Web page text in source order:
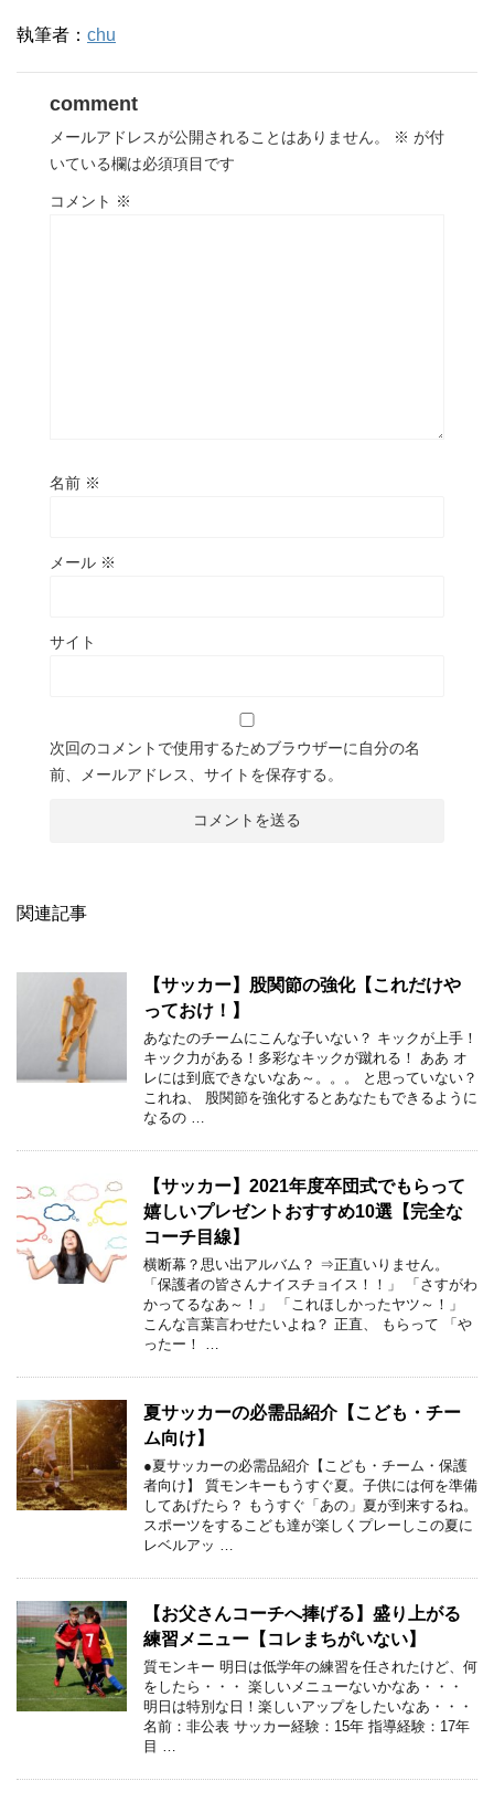
執筆者： chu
comment
メールアドレスが公開されることはありません。 ※ が付
いている欄は必須項目です
コメント ※
名前 ※
メール ※
サイト
次回のコメントで使用するためブラウザーに自分の名
前、メールアドレス、サイトを保存する。
関連記事
【サッカー】股関節の強化【これだけや
っておけ！】
あなたのチームにこんな子いない？ キックが上手！
キック力がある！多彩なキックが蹴れる！ ああ オ
レには到底できないなあ～。。。 と思っていない？
これね、 股関節を強化するとあなたもできるように
なるの …
【サッカー】2021年度卒団式でもらって
嬉しいプレゼントおすすめ10選【完全な
コーチ目線】
横断幕？思い出アルバム？ ⇒正直いりません。
「保護者の皆さんナイスチョイス！！」 「さすがわ
かってるなあ～！」 「これほしかったヤツ～！」
こんな言葉言わせたいよね？ 正直、 もらって 「や
ったー！ …
夏サッカーの必需品紹介【こども・チー
ム向け】
●夏サッカーの必需品紹介【こども・チーム・保護
者向け】 質モンキーもうすぐ夏。子供には何を準備
してあげたら？ もうすぐ「あの」夏が到来するね。
スポーツをするこども達が楽しくプレーしこの夏に
レベルアッ …
【お父さんコーチへ捧げる】盛り上がる
練習メニュー【コレまちがいない】
質モンキー 明日は低学年の練習を任されたけど、何
をしたら・・・ 楽しいメニューないかなあ・・・
明日は特別な日！楽しいアップをしたいなあ・・・
名前：非公表 サッカー経験：15年 指導経験：17年
目 …